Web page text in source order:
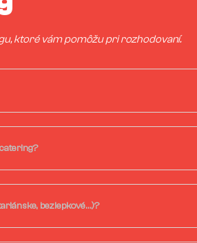
ktoré vám pomôžu pri rozhodovaní.
bezlepkové…)?